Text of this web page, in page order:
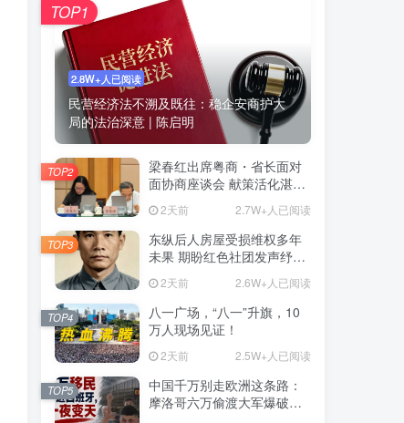
2.8W+人已阅读
民营经济法不溯及既往：稳企安商护大
局的法治深意 | 陈启明
TOP1
梁春红出席粤商・省长面对
面协商座谈会 献策活化湛江
2天前 2.7W+人已阅读
TOP2
东纵后人房屋受损维权多年
未果 期盼红色社团发声纾解
2天前 2.6W+人已阅读
TOP3
八一广场，“八一”升旗，10
万人现场见证！
2天前 2.5W+人已阅读
TOP4
中国千万别走欧洲这条路：
摩洛哥六万偷渡大军爆破西
TOP5